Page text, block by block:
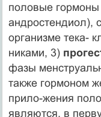
половые гормоны
андростендиол),
организме тека-
никами, 3)
фазы
также гормоном
прило-жения
являются, в